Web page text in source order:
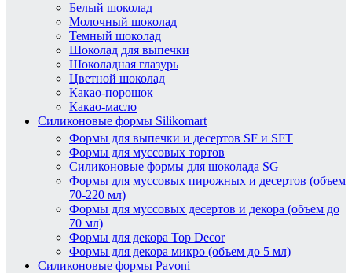
Белый шоколад
Молочный шоколад
Темный шоколад
Шоколад для выпечки
Шоколадная глазурь
Цветной шоколад
Какао-порошок
Какао-масло
Силиконовые формы Silikomart
Формы для выпечки и десертов SF и SFT
Формы для муссовых тортов
Силиконовые формы для шоколада SG
Формы для муссовых пирожных и десертов (объем
70-220 мл)
Формы для муссовых десертов и декора (объем до
70 мл)
Формы для декора Top Decor
Формы для декора микро (объем до 5 мл)
Силиконовые формы Pavoni